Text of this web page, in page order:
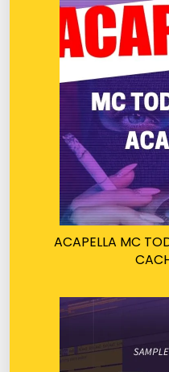
ACAPELLA MC